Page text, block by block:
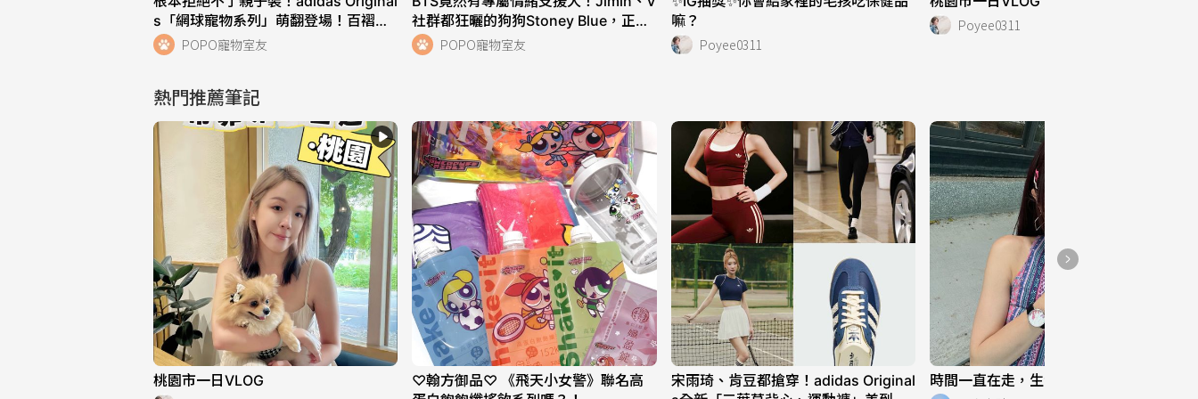
湖（？
3
書牆😻
3
s「網球寵物系列」萌翻登場！百褶小
裙、Polo衫可愛到不行！
POPO寵物室友
社群都狂曬的狗狗Stoney Blue，正是
世巡演唱會「安撫高壓」的團寵！
POPO寵物室友
嘛？
Poyee0311
Poyee0311
熱門推薦筆記
桃園市一日VLOG
♡翰方御品♡ 《飛天小女警》聯名高
宋雨琦、肯豆都搶穿！adidas Original
時間一直在走，生活也是 ⌚️